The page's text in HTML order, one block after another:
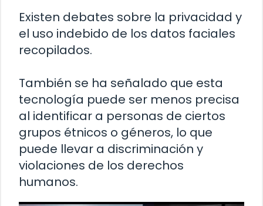
Existen debates sobre la privacidad y
el uso indebido de los datos faciales
recopilados.
También se ha señalado que esta
tecnología puede ser menos precisa
al identificar a personas de ciertos
grupos étnicos o géneros, lo que
puede llevar a discriminación y
violaciones de los derechos
humanos.